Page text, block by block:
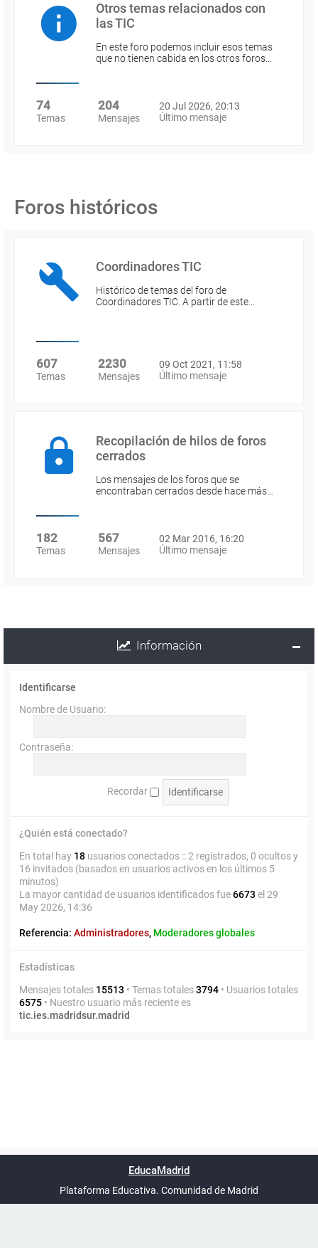
Otros temas relacionados con
las TIC
En este foro podemos incluir esos temas
que no tienen cabida en los otros foros…
74
Temas
204
Mensajes
20 Jul 2026, 20:13
Último mensaje
Foros históricos
Coordinadores TIC
Histórico de temas del foro de
Coordinadores TIC. A partir de este…
607
Temas
2230
Mensajes
09 Oct 2021, 11:58
Último mensaje
Recopilación de hilos de foros
cerrados
Los mensajes de los foros que se
encontraban cerrados desde hace más…
182
Temas
567
Mensajes
02 Mar 2016, 16:20
Último mensaje
Información
Identificarse
Nombre de Usuario:
Contraseña:
Recordar
¿Quién está conectado?
En total hay 18 usuarios conectados :: 2 registrados, 0 ocultos y
16 invitados (basados en usuarios activos en los últimos 5
minutos)
La mayor cantidad de usuarios identificados fue6673 el 29
May 2026, 14:36
Referencia: Administradores, Moderadores globales
Estadísticas
Mensajes totales 15513 • Temas totales3794 • Usuarios totales
6575 • Nuestro usuario más reciente es
tic.ies.madridsur.madrid
UTC+02:00
phpBB España
EducaMadrid
Plataforma Educativa. Comunidad de Madrid